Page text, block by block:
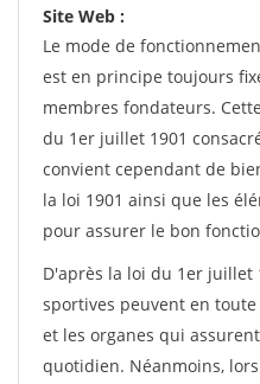
Site Web :
Le mode de
est en principe toujours
membres fondateurs.
du 1er juillet 1901
convient cependant de
la loi 1901 ainsi que les
pour assurer le bon
D'après la loi du 1er juillet
sportives peuvent en
et les organes qui
quotidien. Néanmoins,